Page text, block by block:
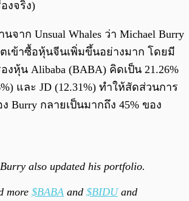
งจริง)
จาก Unsual Whales ว่า Michael Burry
เข้าซื้อหุ้นจีนเพิ่มขึ้นอย่างมาก โดยมี
หุ้น Alibaba (BABA) คิดเป็น 21.26%
และ JD (12.31%) ทำให้สัดส่วนการ
Burry กลายเป็นมากถึง 45% ของ
also updated his portfolio.
more $BABA and $BIDUand